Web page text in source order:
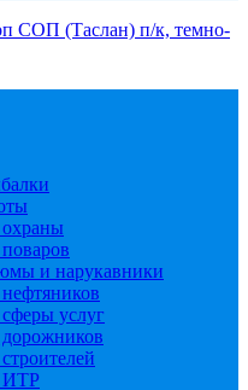
и нарукавники
услуг
ИТР